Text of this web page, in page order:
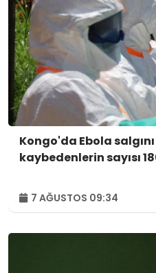
Kongo'da Ebola
kaybedenlerin sayısı
7 AĞUSTOS 09:34